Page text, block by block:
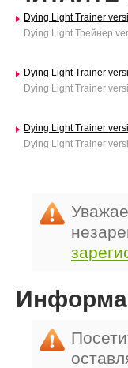
Dying Light Trainer
Dying Light Трейнер
Dying Light Trainer
Dying Light Trainer
Dying Light Trainer
Dying Light Trainer